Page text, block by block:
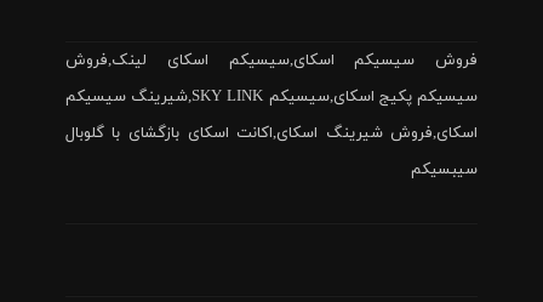
فروش سیسیکم اسکای,سیسیکم اسکای لینک,فروش
سیسیکم پکیج اسکای,سیسیکم SKY LINK,شیرینگ سیسیکم
اسکای,فروش شیرینگ اسکای,اکانت اسکای بازگشای با گلوبال
سیبسیکم